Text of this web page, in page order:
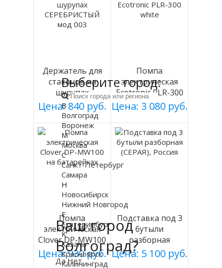
Держатель для
стаканов на
шурупах
СЕРЕБРИСТЫЙ
мод 003
Цена: 840 руб.
Помпа
электрическая
Ecotronic PLR-300
white
Цена: 3 080 руб.
Помпа
электрическая
Clover DP-MW100
на батарейках
Цена: 930 руб.
Подставка под 3
бутыли
разборная
(СЕРАЯ), Россия
Цена: 5 100 руб.
Ваш город
Волгоград?
Да Нет
Выберите город:
В
Волгоград
Воронеж
М
Москва
С
Санкт-Петербург
Самара
Н
Новосибирск
Нижний Новгород
Е
Екатеринбург
К
Казань
Красноярск
Калининград